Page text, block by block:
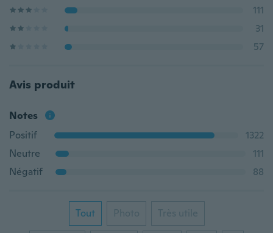
111
31
57
Avis produit
Notes
Positif
1322
Neutre
111
Négatif
88
Tout Photo Très utile